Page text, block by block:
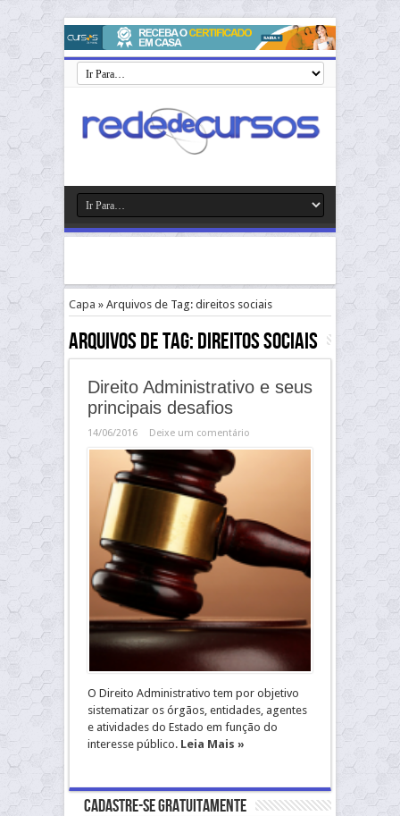
Capa » Arquivos de Tag: direitos sociais
Arquivos de Tag:direitos sociais
Direito Administrativo e seus
principais desafios
14/06/2016 Deixe um comentário
O Direito Administrativo tem por objetivo
sistematizar os órgãos, entidades, agentes
e atividades do Estado em função do
interesse público. Leia Mais »
Cadastre-se gratuitamente